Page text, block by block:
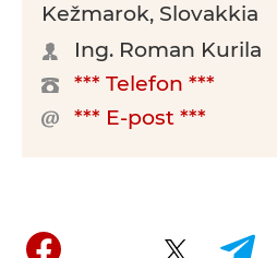
Kežmarok, Slovakkia
Ing. Roman Kurila
*** Telefon ***
*** E-post ***